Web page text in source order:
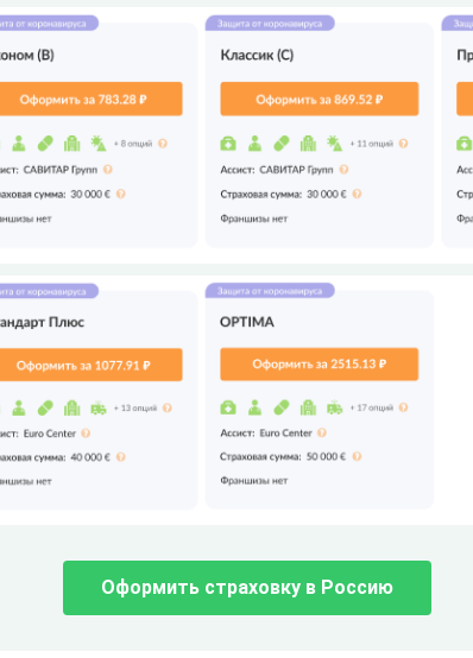
Оформить страховку в Россию